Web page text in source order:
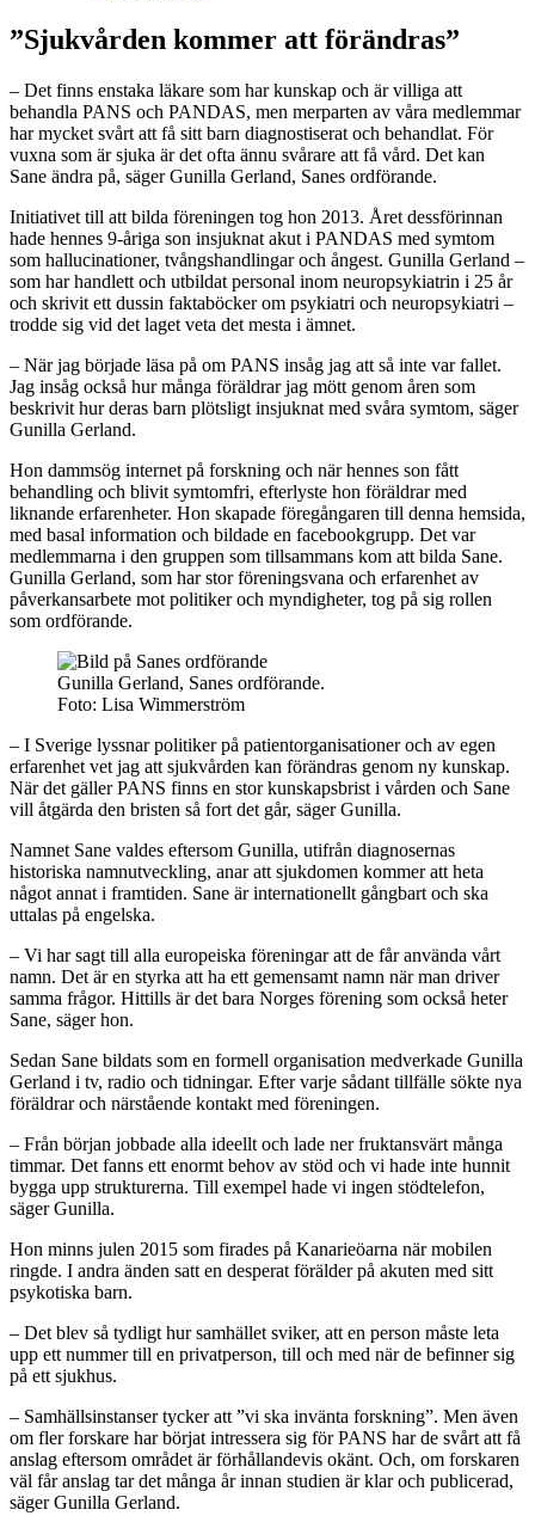
”Sjukvården kommer att förändras”
– Det finns enstaka läkare som har kunskap och är villiga att
behandla PANS och PANDAS, men merparten av våra medlemmar
har mycket svårt att få sitt barn diagnostiserat och behandlat. För
vuxna som är sjuka är det ofta ännu svårare att få vård. Det kan
Sane ändra på, säger Gunilla Gerland, Sanes ordförande.
Initiativet till att bilda föreningen tog hon 2013. Året dessförinnan
hade hennes 9-åriga son insjuknat akut i PANDAS med symtom
som hallucinationer, tvångshandlingar och ångest. Gunilla Gerland –
som har handlett och utbildat personal inom neuropsykiatrin i 25 år
och skrivit ett dussin faktaböcker om psykiatri och neuropsykiatri –
trodde sig vid det laget veta det mesta i ämnet.
– När jag började läsa på om PANS insåg jag att så inte var fallet.
Jag insåg också hur många föräldrar jag mött genom åren som
beskrivit hur deras barn plötsligt insjuknat med svåra symtom, säger
Gunilla Gerland.
Hon dammsög internet på forskning och när hennes son fått
behandling och blivit symtomfri, efterlyste hon föräldrar med
liknande erfarenheter. Hon skapade föregångaren till denna hemsida,
med basal information och bildade en facebookgrupp. Det var
medlemmarna i den gruppen som tillsammans kom att bilda Sane.
Gunilla Gerland, som har stor föreningsvana och erfarenhet av
påverkansarbete mot politiker och myndigheter, tog på sig rollen
som ordförande.
Gunilla Gerland, Sanes ordförande.
Foto: Lisa Wimmerström
– I Sverige lyssnar politiker på patientorganisationer och av egen
erfarenhet vet jag att sjukvården kan förändras genom ny kunskap.
När det gäller PANS finns en stor kunskapsbrist i vården och Sane
vill åtgärda den bristen så fort det går, säger Gunilla.
Namnet Sane valdes eftersom Gunilla, utifrån diagnosernas
historiska namnutveckling, anar att sjukdomen kommer att heta
något annat i framtiden. Sane är internationellt gångbart och ska
uttalas på engelska.
– Vi har sagt till alla europeiska föreningar att de får använda vårt
namn. Det är en styrka att ha ett gemensamt namn när man driver
samma frågor. Hittills är det bara Norges förening som också heter
Sane, säger hon.
Sedan Sane bildats som en formell organisation medverkade Gunilla
Gerland i tv, radio och tidningar. Efter varje sådant tillfälle sökte nya
föräldrar och närstående kontakt med föreningen.
– Från början jobbade alla ideellt och lade ner fruktansvärt många
timmar. Det fanns ett enormt behov av stöd och vi hade inte hunnit
bygga upp strukturerna. Till exempel hade vi ingen stödtelefon,
säger Gunilla.
Hon minns julen 2015 som firades på Kanarieöarna när mobilen
ringde. I andra änden satt en desperat förälder på akuten med sitt
psykotiska barn.
– Det blev så tydligt hur samhället sviker, att en person måste leta
upp ett nummer till en privatperson, till och med när de befinner sig
på ett sjukhus.
– Samhällsinstanser tycker att ”vi ska invänta forskning”. Men även
om fler forskare har börjat intressera sig för PANS har de svårt att få
anslag eftersom området är förhållandevis okänt. Och, om forskaren
väl får anslag tar det många år innan studien är klar och publicerad,
säger Gunilla Gerland.